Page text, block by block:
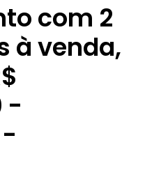
com 2
à venda,
-